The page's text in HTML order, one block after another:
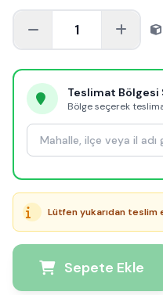
1
Teslimat Bölgesi
Bölge seçerek
Lütfen yukarıdan
Sepete Ekle